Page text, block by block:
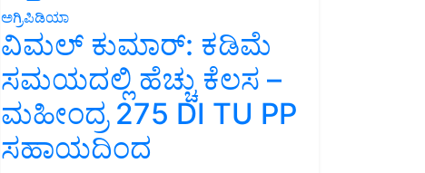
ಅಗ್ರಿಪಿಡಿಯಾ
ವಿಮಲ್ ಕುಮಾರ್: ಕಡಿಮೆ
ಸಮಯದಲ್ಲಿ ಹೆಚ್ಚು ಕೆಲಸ –
ಮಹೀಂದ್ರ 275 DI TU PP
ಸಹಾಯದಿಂದ